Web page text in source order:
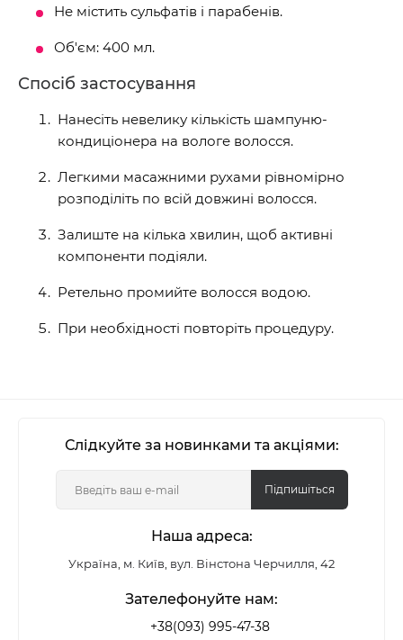
Не містить сульфатів і парабенів.
Об'єм: 400 мл.
Спосіб застосування
Нанесіть невелику кількість шампуню-
кондиціонера на вологе волосся.
Легкими масажними рухами рівномірно
розподіліть по всій довжині волосся.
Залиште на кілька хвилин, щоб активні
компоненти подіяли.
Ретельно промийте волосся водою.
При необхідності повторіть процедуру.
Слідкуйте за новинками та акціями:
Підпишіться
Наша адреса:
Україна, м. Київ, вул. Вінстона Черчилля, 42
Зателефонуйте нам:
+38(093) 995-47-38